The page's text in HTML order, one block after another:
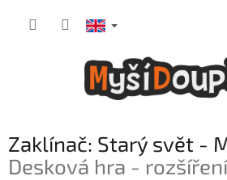
Zaklínač: Starý svět -
Desková hra - rozšíření